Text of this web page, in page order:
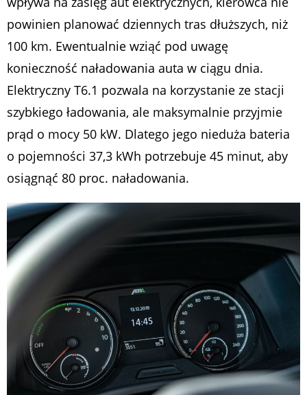
powinien planować dziennych tras dłuższych, niż
100 km. Ewentualnie wziąć pod uwagę
konieczność naładowania auta w ciągu dnia.
Elektryczny T6.1 pozwala na korzystanie ze stacji
szybkiego ładowania, ale maksymalnie przyjmie
prąd o mocy 50 kW. Dlatego jego nieduża bateria
o pojemności 37,3 kWh potrzebuje 45 minut, aby
osiągnąć 80 proc. naładowania.